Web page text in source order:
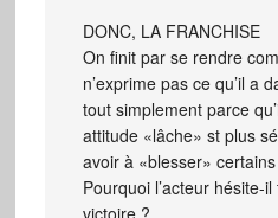
DONC, LA FRANCHISE
On finit par se rendre
n’exprime pas ce qu’il a
tout simplement parce
attitude «lâche» st plus
avoir à «blesser»
Pourquoi l’acteur hésite-